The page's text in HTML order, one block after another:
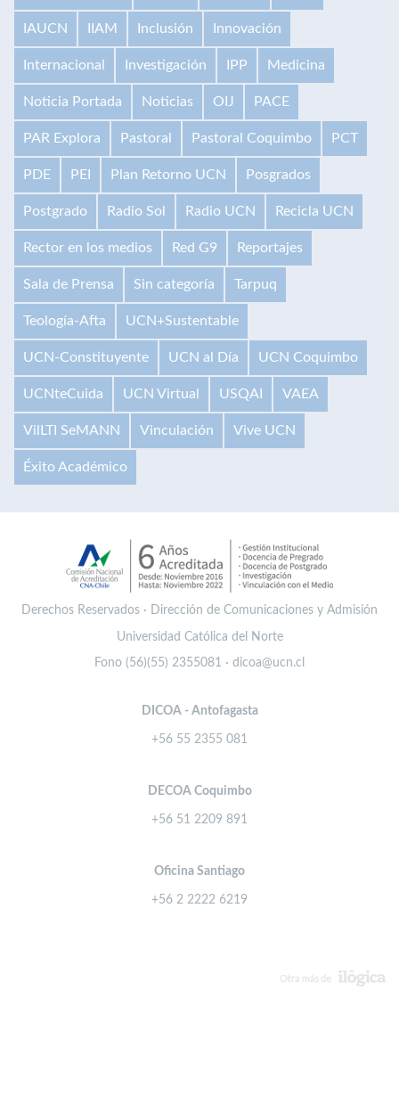
IAUCN IIAM Inclusión Innovación
Internacional Investigación IPP Medicina
Noticia Portada Noticias OIJ PACE
PAR Explora Pastoral Pastoral Coquimbo PCT
PDE PEI Plan Retorno UCN Posgrados
Postgrado Radio Sol Radio UCN Recicla UCN
Rector en los medios Red G9 Reportajes
Sala de Prensa Sin categoría Tarpuq
Teología-Afta UCN+Sustentable
UCN-Constituyente UCN al Día UCN Coquimbo
UCNteCuida UCN Virtual USQAI VAEA
VilLTI SeMANN Vinculación Vive UCN
Éxito Académico
Derechos Reservados · Dirección de Comunicaciones y Admisión
Universidad Católica del Norte
Fono (56)(55) 2355081 · dicoa@ucn.cl
DICOA - Antofagasta
+56 55 2355 081
DECOA Coquimbo
+56 51 2209 891
Oficina Santiago
+56 2 2222 6219